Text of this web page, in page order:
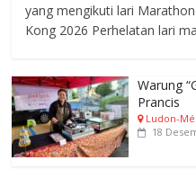
yang mengikuti lari
Kong 2026 Perhelatan lari
Warung
Prancis
Ludon-
18